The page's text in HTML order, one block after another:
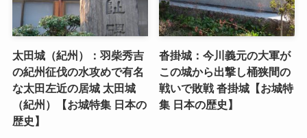
太田城（紀州）：羽柴秀吉
の紀州征伐の水攻めで有名
な太田左近の居城 太田城
（紀州）【お城特集 日本の
歴史】
沓掛城：今川義元の大軍が
この城から出撃し桶狭間の
戦いで敗戦 沓掛城【お城特
集 日本の歴史】